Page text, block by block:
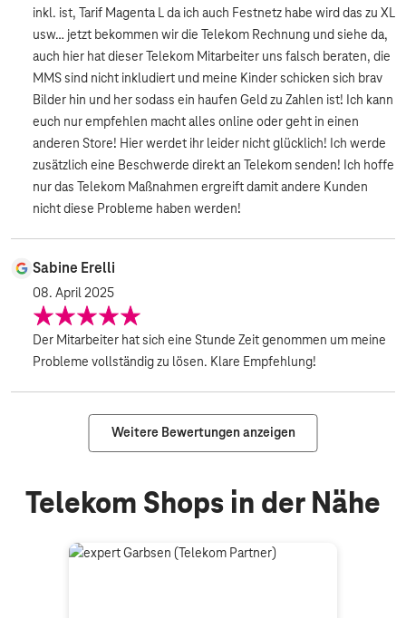
inkl. ist, Tarif Magenta L da ich auch Festnetz habe wird das zu XL
usw… jetzt bekommen wir die Telekom Rechnung und siehe da,
auch hier hat dieser Telekom Mitarbeiter uns falsch beraten, die
MMS sind nicht inkludiert und meine Kinder schicken sich brav
Bilder hin und her sodass ein haufen Geld zu Zahlen ist! Ich kann
euch nur empfehlen macht alles online oder geht in einen
anderen Store! Hier werdet ihr leider nicht glücklich! Ich werde
zusätzlich eine Beschwerde direkt an Telekom senden! Ich hoffe
nur das Telekom Maßnahmen ergreift damit andere Kunden
nicht diese Probleme haben werden!
Sabine Erelli
08. April 2025
Der Mitarbeiter hat sich eine Stunde Zeit genommen um meine
Probleme vollständig zu lösen. Klare Empfehlung!
Weitere Bewertungen anzeigen
Telekom Shops in der Nähe